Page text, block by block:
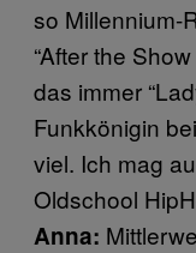
so Millennium-
“After the
das immer
Funkkönigin
viel. Ich mag
Oldschool
Anna: